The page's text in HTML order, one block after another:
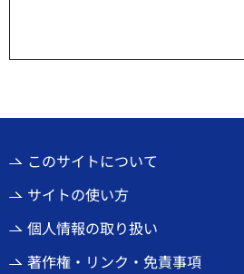
このサイトについて
サイトの使い方
個人情報の取り扱い
著作権・リンク・免責事項